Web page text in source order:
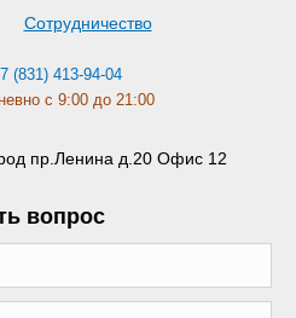
Сотрудничество
(831) 413-94-04
с 9:00 до 21:00
пр.Ленина д.20 Офис 12
вопрос